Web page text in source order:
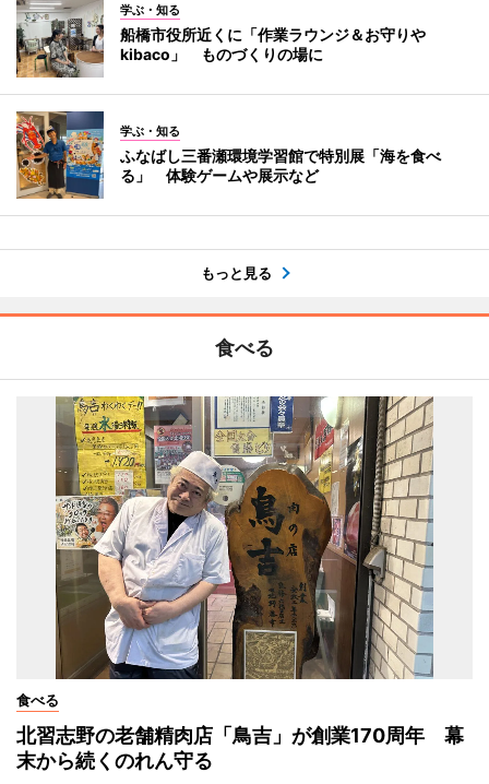
学ぶ・知る
船橋市役所近くに「作業ラウンジ＆お守りや
kibaco」 ものづくりの場に
学ぶ・知る
ふなばし三番瀬環境学習館で特別展「海を食べ
る」 体験ゲームや展示など
もっと見る
食べる
食べる
北習志野の老舗精肉店「鳥吉」が創業170周年 幕
末から続くのれん守る